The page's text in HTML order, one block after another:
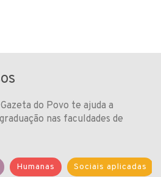
do Povo te ajuda a
nas faculdades de
Humanas Sociais aplicadas